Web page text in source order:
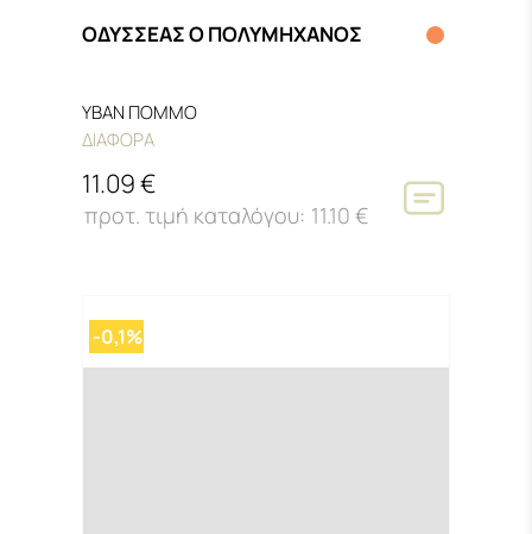
ΟΔΥΣΣΕΑΣ Ο ΠΟΛΥΜΗΧΑΝΟΣ
ΥΒΑΝ ΠΟΜΜΟ
ΔΙΑΦΟΡΑ
11.09 €
11.10 €
-0,1%